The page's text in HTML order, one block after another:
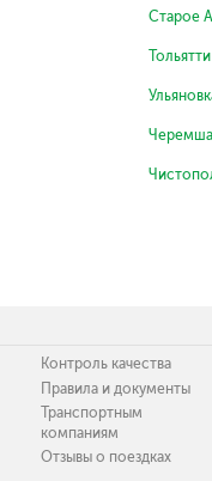
Старое
Контроль качества
Правила и документы
Транспортным
компаниям
Отзывы о поездках